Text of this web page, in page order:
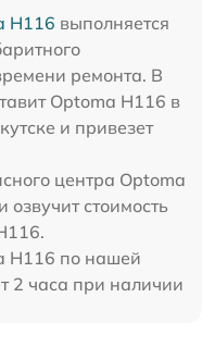
H116 выполняется
ремонта. В
Optoma H116 в
и привезет
центра Optoma
озвучит стоимость
H116 по нашей
2 часа при наличии